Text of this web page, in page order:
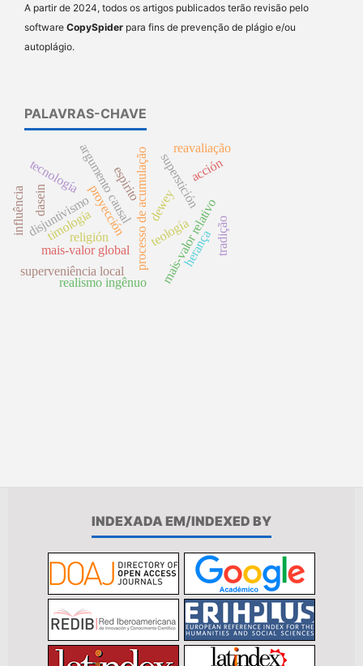
A partir de 2024, todos os artigos publicados terão revisão pelo
software CopySpider para fins de prevenção de plágio e/ou
autoplágio.
PALAVRAS-CHAVE
argumento causal superstición
proyecciónprocesso de acumulação
mais-valor global mais-valor relativo
superveniência local
disjuntivismo
religión
realismo ingênuo
tecnología
dewey
teología
espirito
influência dasein
herança
reavaliação
tradição
timología
acción
INDEXADA EM/INDEXED BY